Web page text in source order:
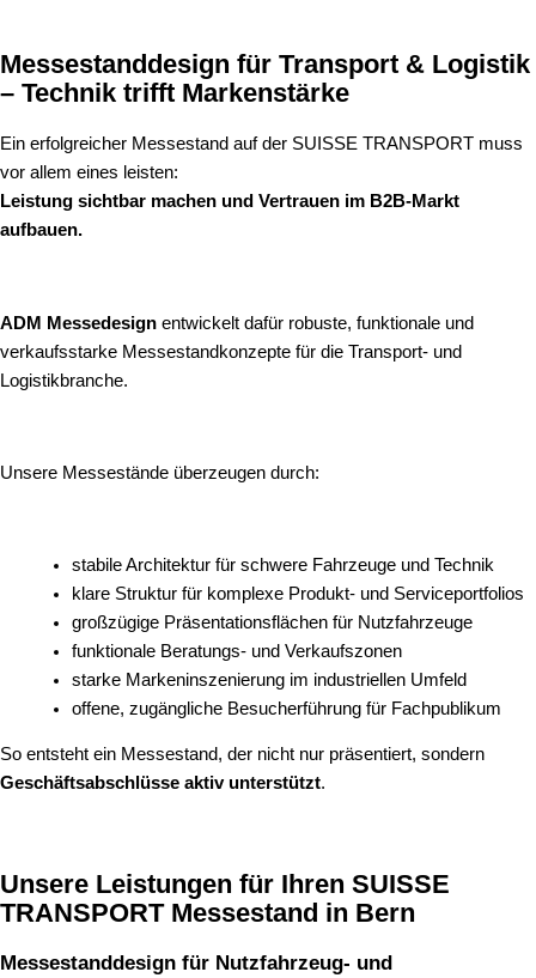
Messestanddesign für Transport & Logistik
– Technik trifft Markenstärke
Ein erfolgreicher Messestand auf der SUISSE TRANSPORT muss
vor allem eines leisten:
Leistung sichtbar machen und Vertrauen im B2B-Markt
aufbauen.
ADM Messedesign entwickelt dafür robuste, funktionale und
verkaufsstarke Messestandkonzepte für die Transport- und
Logistikbranche.
Unsere Messestände überzeugen durch:
stabile Architektur für schwere Fahrzeuge und Technik
klare Struktur für komplexe Produkt- und Serviceportfolios
großzügige Präsentationsflächen für Nutzfahrzeuge
funktionale Beratungs- und Verkaufszonen
starke Markeninszenierung im industriellen Umfeld
offene, zugängliche Besucherführung für Fachpublikum
So entsteht ein Messestand, der nicht nur präsentiert, sondern
Geschäftsabschlüsse aktiv unterstützt.
Unsere Leistungen für Ihren SUISSE
TRANSPORT Messestand in Bern
Messestanddesign für Nutzfahrzeug- und